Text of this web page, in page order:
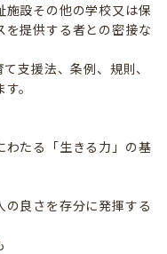
施設その他の学校又は保
提供する者との密接な
支援法、条例、規則、
。
わたる「生きる力」の基
良さを存分に発揮する